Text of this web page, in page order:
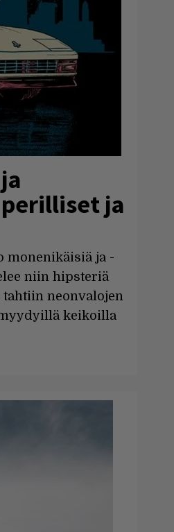
ja
monenikäisiä ja -
niin hipsteriä
neonvalojen
keikoilla